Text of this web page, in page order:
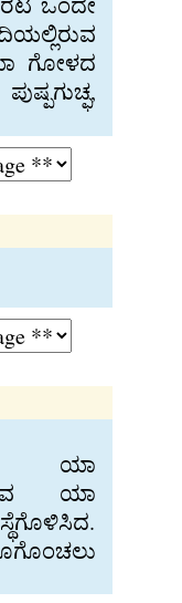
ಗೋಳದ
ಯಾ
ಯಾ